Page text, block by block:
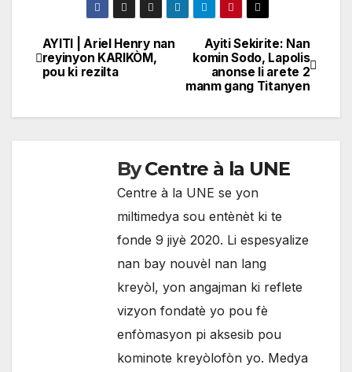
Navigation
de
l'article
Ayiti Sekirite: Nan
komin Sodo, Lapolis
anonse li arete 2
manm gang Titanyen
AYITI | Ariel Henry nan
reyinyon KARIKÒM,
pou ki rezilta
ByCentre à la UNE
Centre à la UNE se yon
miltimedya sou entènèt ki te
fonde 9 jiyè 2020. Li espesyalize
nan bay nouvèl nan lang
kreyòl, yon angajman ki reflete
vizyon fondatè yo pou fè
enfòmasyon pi aksesib pou
kominote kreyòlofòn yo. Medya